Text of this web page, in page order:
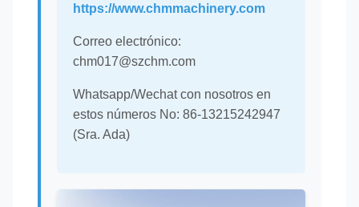
https://www.chmmachinery.com
Correo electrónico:
chm017@szchm.com
Whatsapp/Wechat con nosotros en
estos números No: 86-13215242947
(Sra. Ada)